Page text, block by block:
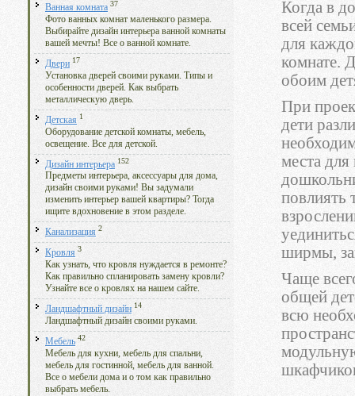
Ванная комната 37
Фото ванных комнат маленького размера.
Выбирайте дизайн интерьера ванной комнаты
вашей мечты! Все о ванной комнате.
Двери 17
Установка дверей своими руками. Типы и
особенности дверей. Как выбрать
металлическую дверь.
Детская 1
Оборудование детской комнаты, мебель,
освещение. Все для детской.
Дизайн интерьера 152
Предметы интерьера, аксессуары для дома,
дизайн своими руками! Вы задумали
изменить интерьер вашей квартиры? Тогда
ищите вдохновение в этом разделе.
Канализация 2
Кровля 3
Как узнать, что кровля нуждается в ремонте?
Как правильно спланировать замену кровли?
Узнайте все о кровлях на нашем сайте.
Ландшафтный дизайн 14
Ландшафтный дизайн своими руками.
Мебель 42
Мебель для кухни, мебель для спальни,
мебель для гостинной, мебель для ванной.
Все о мебели дома и о том как правильно
выбрать мебель.
Когда в
всей
для
комнате.
обоим
При
дети
места для
повлиять
ширмы,
Чаще
общей
всю